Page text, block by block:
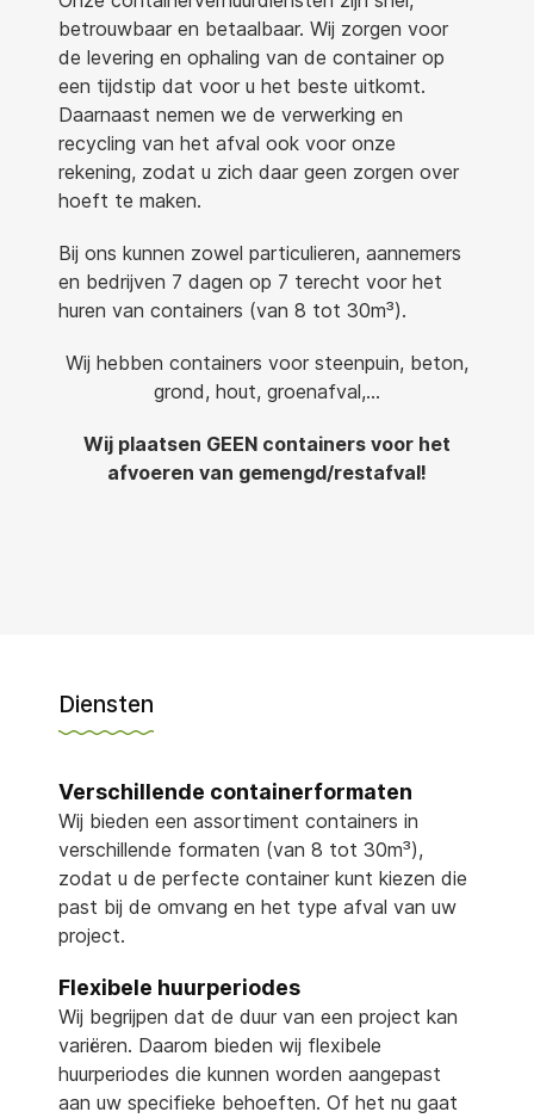
betrouwbaar en betaalbaar. Wij zorgen voor
de levering en ophaling van de container op
een tijdstip dat voor u het beste uitkomt.
Daarnaast nemen we de verwerking en
recycling van het afval ook voor onze
rekening, zodat u zich daar geen zorgen over
hoeft te maken.
Bij ons kunnen zowel particulieren, aannemers
en bedrijven 7 dagen op 7 terecht voor het
huren van containers (van 8 tot 30m³).
Wij hebben containers voor steenpuin, beton,
grond, hout, groenafval,…
Wij plaatsen GEEN containers voor het
afvoeren van gemengd/restafval!
Diensten
Verschillende containerformaten
Wij bieden een assortiment containers in
verschillende formaten (van 8 tot 30m³),
zodat u de perfecte container kunt kiezen die
past bij de omvang en het type afval van uw
project.
Flexibele huurperiodes
Wij begrijpen dat de duur van een project kan
variëren. Daarom bieden wij flexibele
huurperiodes die kunnen worden aangepast
aan uw specifieke behoeften. Of het nu gaat